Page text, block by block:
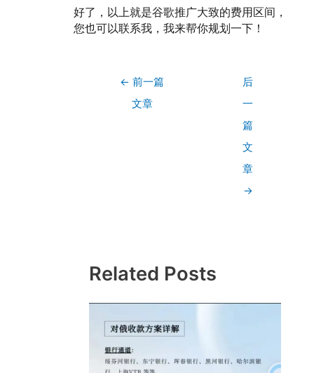
好了，以上就是谷歌推广大致的费用区间，
您也可以联系我，我来帮你规划一下！
← 前一篇
文章
后
一
篇
文
章
→
Related Posts